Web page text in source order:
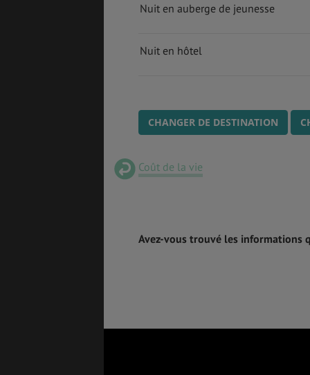
Nuit en auberge de jeunesse
Nuit en hôtel
CHANGER DE DESTINATION
Coût de la vie
Avez-vous trouvé les informations